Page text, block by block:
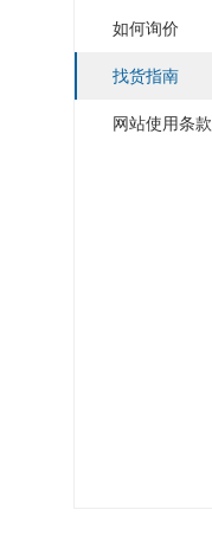
如何询价
找货指南
网站使用条款